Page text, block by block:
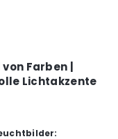
Farben |
Lichtakzente